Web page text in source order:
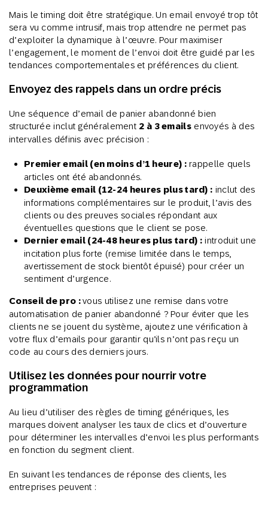
Mais le timing doit être stratégique. Un email envoyé trop tôt
sera vu comme intrusif, mais trop attendre ne permet pas
d’exploiter la dynamique à l’œuvre. Pour maximiser
l’engagement, le moment de l’envoi doit être guidé par les
tendances comportementales et préférences du client.
Envoyez des rappels dans un ordre précis
Une séquence d’email de panier abandonné bien
structurée inclut généralement 2 à 3 emailsenvoyés à des
intervalles définis avec précision :
Premier email (en moins d’1 heure) :rappelle quels
articles ont été abandonnés.
Deuxième email (12-24 heures plus tard) : inclut des
informations complémentaires sur le produit, l’avis des
clients ou des preuves sociales répondant aux
éventuelles questions que le client se pose.
Dernier email (24-48 heures plus tard) : introduit une
incitation plus forte (remise limitée dans le temps,
avertissement de stock bientôt épuisé) pour créer un
sentiment d’urgence.
Conseil de pro :vous utilisez une remise dans votre
automatisation de panier abandonné ? Pour éviter que les
clients ne se jouent du système, ajoutez une vérification à
votre flux d’emails pour garantir qu’ils n’ont pas reçu un
code au cours des derniers jours.
Utilisez les données pour nourrir votre
programmation
Au lieu d’utiliser des règles de timing génériques, les
marques doivent analyser les taux de clics et d’ouverture
pour déterminer les intervalles d’envoi les plus performants
en fonction du segment client.
En suivant les tendances de réponse des clients, les
entreprises peuvent :